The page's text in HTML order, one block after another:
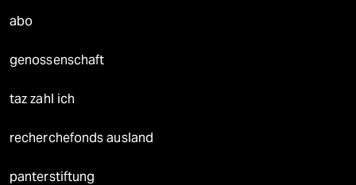
abo
genossenschaft
taz zahl ich
recherchefonds ausland
panterstiftung